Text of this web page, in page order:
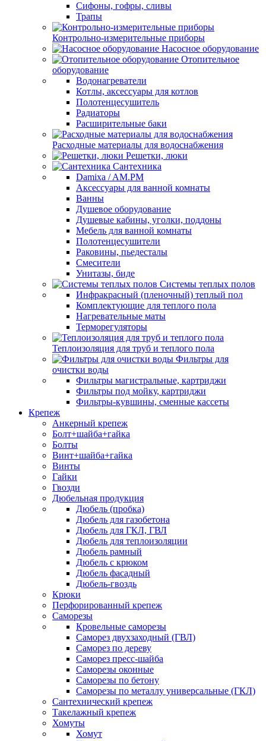
Сифоны, гофры, сливы
Трапы
Контрольно-измерительные приборы
Насосное оборудование
Отопительное
оборудование
Водонагреватели
Котлы, аксессуары для котлов
Полотенцесушитель
Радиаторы
Расширительные баки
Расходные материалы для водоснабжения
Решетки, люки
Сантехника
Damixa / AM.PM
Аксессуары для ванной комнаты
Ванны
Душевое оборудование
Душевые кабины, уголки, поддоны
Мебель для ванной комнаты
Полотенцесушители
Раковины, пьедесталы
Смесители
Унитазы, биде
Системы теплых полов
Инфракрасный (пленочный) теплый пол
Комплектующие для теплого пола
Нагревательные маты
Терморегуляторы
Теплоизоляция для труб и теплого пола
Фильтры для
очистки воды
Фильтры магистральные, картриджи
Фильтры под мойку, картриджи
Фильтры-кувшины, сменные кассеты
Крепеж
Анкерный крепеж
Болт+шайба+гайка
Болты
Винт+шайба+гайка
Винты
Гайки
Гвозди
Дюбельная продукция
Дюбель (пробка)
Дюбель для газобетона
Дюбель для ГКЛ, ГВЛ
Дюбель для теплоизоляции
Дюбель рамный
Дюбель с крюком
Дюбель фасадный
Дюбель-гвоздь
Крюки
Перфорированный крепеж
Саморезы
Кровельные саморезы
Саморез двухзаходный (ГВЛ)
Саморез по дереву
Саморез пресс-шайба
Саморезы оконные
Саморезы по бетону
Саморезы по металлу универсальные (ГКЛ)
Сантехнический крепеж
Такелажный крепеж
Хомуты
Хомут